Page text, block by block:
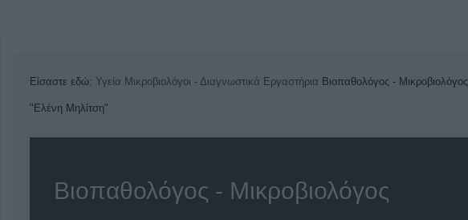
Είσαστε εδώ: Υγεία Μικροβιολόγοι - Διαγνωστικά Εργαστήρια Βιοπαθολόγος - Μικροβιολόγος
"Ελένη Μηλίτση"
Βιοπαθολόγος - Μικροβιολόγος